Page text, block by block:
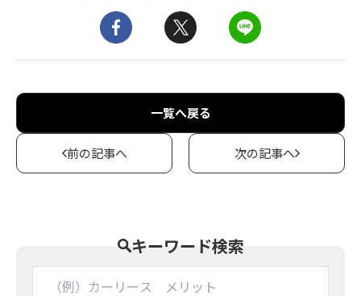
一覧へ戻る
前の記事へ 次の記事へ
キーワード検索